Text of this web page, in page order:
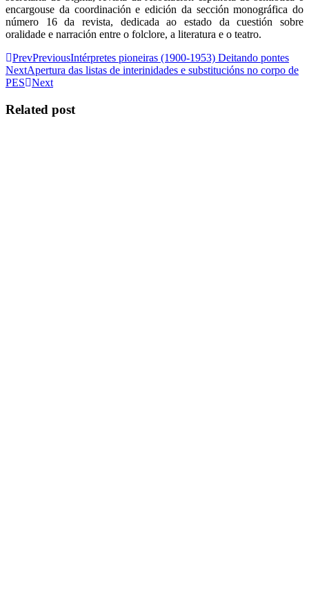
encargouse da coordinación e edición da sección monográfica do
número 16 da revista, dedicada ao estado da cuestión sobre
oralidade e narración entre o folclore, a literatura e o teatro.
PrevPreviousIntérpretes pioneiras (1900-1953) Deitando pontes
NextApertura das listas de interinidades e substitucións no corpo de
PES
Next
Related post